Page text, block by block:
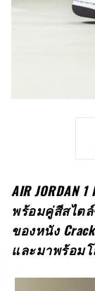
AIR JORDAN 1
พร้อมคู่สีสไต
ของหนัง
และมาพร้อม